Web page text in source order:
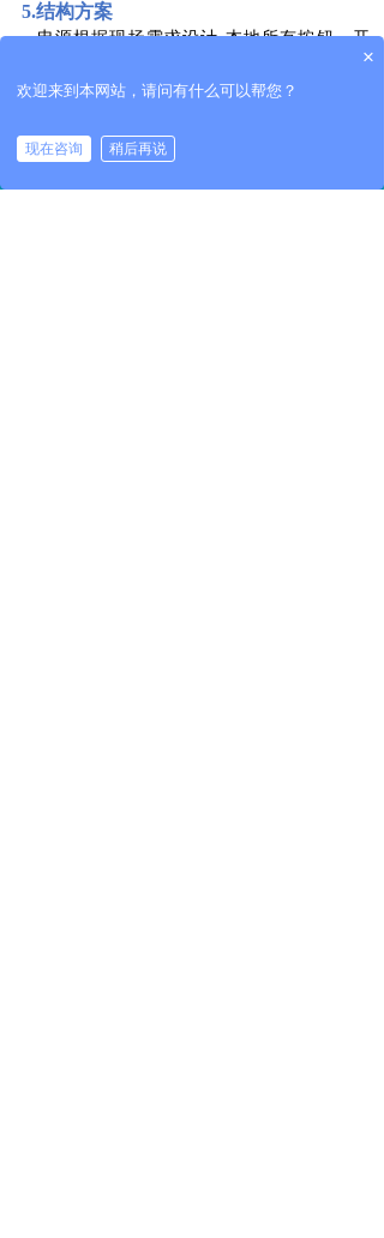
5.结构方案
电源根据现场需求设计,本地所有按钮、开
关、显示灯、触摸屏显示等均在电源前门板安
装，方便观察操作。电源进出线位置可根据需求
×
欢迎来到本网站，请问有什么可以帮您？
现在咨询 稍后再说